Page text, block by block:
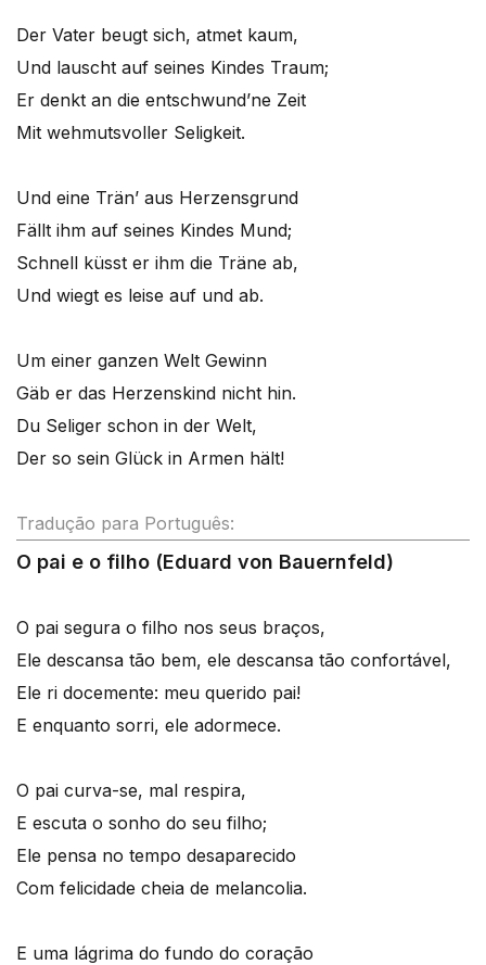
Der Vater beugt sich, atmet kaum,
Und lauscht auf seines Kindes Traum;
Er denkt an die entschwund’ne Zeit
Mit wehmutsvoller Seligkeit.
Und eine Trän’ aus Herzensgrund
Fällt ihm auf seines Kindes Mund;
Schnell küsst er ihm die Träne ab,
Und wiegt es leise auf und ab.
Um einer ganzen Welt Gewinn
Gäb er das Herzenskind nicht hin.
Du Seliger schon in der Welt,
Der so sein Glück in Armen hält!
Tradução para Português:
O pai e o filho (Eduard von Bauernfeld)
O pai segura o filho nos seus braços,
Ele descansa tão bem, ele descansa tão confortável,
Ele ri docemente: meu querido pai!
E enquanto sorri, ele adormece.
O pai curva-se, mal respira,
E escuta o sonho do seu filho;
Ele pensa no tempo desaparecido
Com felicidade cheia de melancolia.
E uma lágrima do fundo do coração